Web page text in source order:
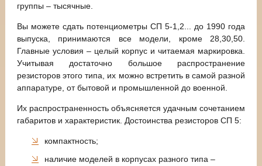
группы – тысячные.
Вы можете сдать потенциометры СП 5-1,2... до 1990 года
выпуска, принимаются все модели, кроме 28,30,50.
Главные условия – целый корпус и читаемая маркировка.
Учитывая достаточно большое распространение
резисторов этого типа, их можно встретить в самой разной
аппаратуре, от бытовой и промышленной до военной.
Их распространенность объясняется удачным сочетанием
габаритов и характеристик. Достоинства резисторов СП 5:
компактность;
наличие моделей в корпусах разного типа –